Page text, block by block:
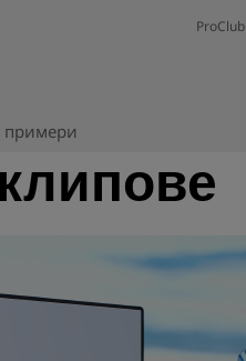
ProClub
примери